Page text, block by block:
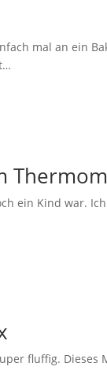
mal an ein
ein Kind war.
fluffig. Dieses